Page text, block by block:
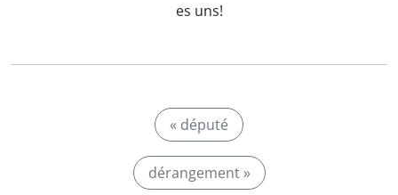
es uns!
« député
dérangement »